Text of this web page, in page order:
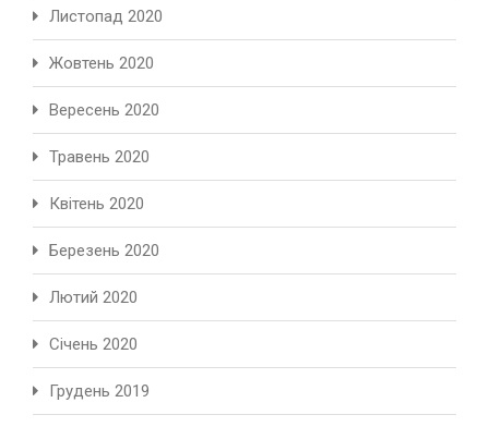
Листопад 2020
Жовтень 2020
Вересень 2020
Травень 2020
Квітень 2020
Березень 2020
Лютий 2020
Січень 2020
Грудень 2019